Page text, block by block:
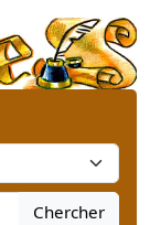
Chercher